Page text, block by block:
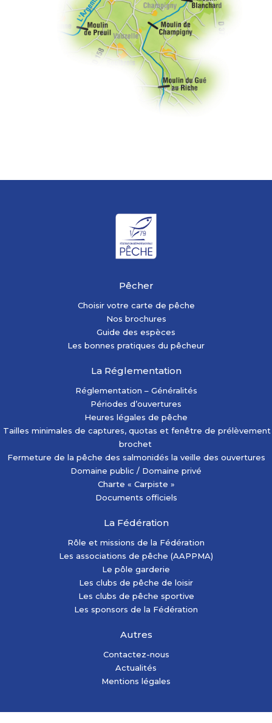
Pêcher
Choisir votre carte de pêche
Nos brochures
Guide des espèces
Les bonnes pratiques du pêcheur
La Réglementation
Réglementation – Généralités
Périodes d’ouvertures
Heures légales de pêche
Tailles minimales de captures, quotas et fenêtre de prélèvement
brochet
Fermeture de la pêche des salmonidés la veille des ouvertures
Domaine public / Domaine privé
Charte « Carpiste »
Documents officiels
La Fédération
Rôle et missions de la Fédération
Les associations de pêche (AAPPMA)
Le pôle garderie
Les clubs de pêche de loisir
Les clubs de pêche sportive
Les sponsors de la Fédération
Autres
Contactez-nous
Actualités
Mentions légales